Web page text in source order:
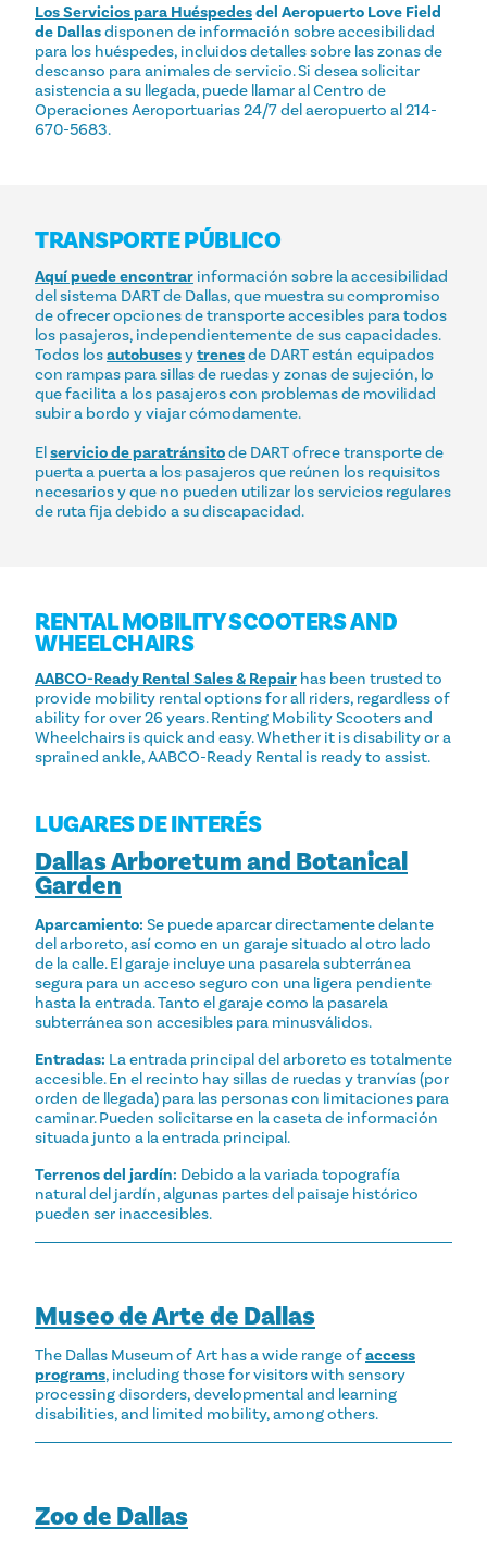
Los Servicios para Huéspedesdel Aeropuerto Love Field
de Dallasdisponen de información sobre accesibilidad
para los huéspedes, incluidos detalles sobre las zonas de
descanso para animales de servicio. Si desea solicitar
asistencia a su llegada, puede llamar al Centro de
Operaciones Aeroportuarias 24/7 del aeropuerto al 214-
670-5683.
TRANSPORTE PÚBLICO
Aquí puede encontrar información sobre la accesibilidad
del sistema DART de Dallas, que muestra su compromiso
de ofrecer opciones de transporte accesibles para todos
los pasajeros, independientemente de sus capacidades.
Todos losautobusesytrenesde DART están equipados
con rampas para sillas de ruedas y zonas de sujeción, lo
que facilita a los pasajeros con problemas de movilidad
subir a bordo y viajar cómodamente.
Elservicio de paratránsitode DART ofrece transporte de
puerta a puerta a los pasajeros que reúnen los requisitos
necesarios y que no pueden utilizar los servicios regulares
de ruta fija debido a su discapacidad.
RENTAL MOBILITY SCOOTERS AND
WHEELCHAIRS
AABCO-Ready Rental Sales & Repair has been trusted to
provide mobility rental options for all riders, regardless of
ability for over 26 years. Renting Mobility Scooters and
Wheelchairs is quick and easy. Whether it is disability or a
sprained ankle, AABCO-Ready Rental is ready to assist.
LUGARES DE INTERÉS
Dallas Arboretum and Botanical
Garden
Aparcamiento: Se puede aparcar directamente delante
del arboreto, así como en un garaje situado al otro lado
de la calle. El garaje incluye una pasarela subterránea
segura para un acceso seguro con una ligera pendiente
hasta la entrada. Tanto el garaje como la pasarela
subterránea son accesibles para minusválidos.
Entradas: La entrada principal del arboreto es totalmente
accesible. En el recinto hay sillas de ruedas y tranvías (por
orden de llegada) para las personas con limitaciones para
caminar. Pueden solicitarse en la caseta de información
situada junto a la entrada principal.
Terrenos del jardín: Debido a la variada topografía
natural del jardín, algunas partes del paisaje histórico
pueden ser inaccesibles.
Museo de Arte de Dallas
The Dallas Museum of Art has a wide range ofaccess
programs, including those for visitors with sensory
processing disorders, developmental and learning
disabilities, and limited mobility, among others.
Zoo de Dallas